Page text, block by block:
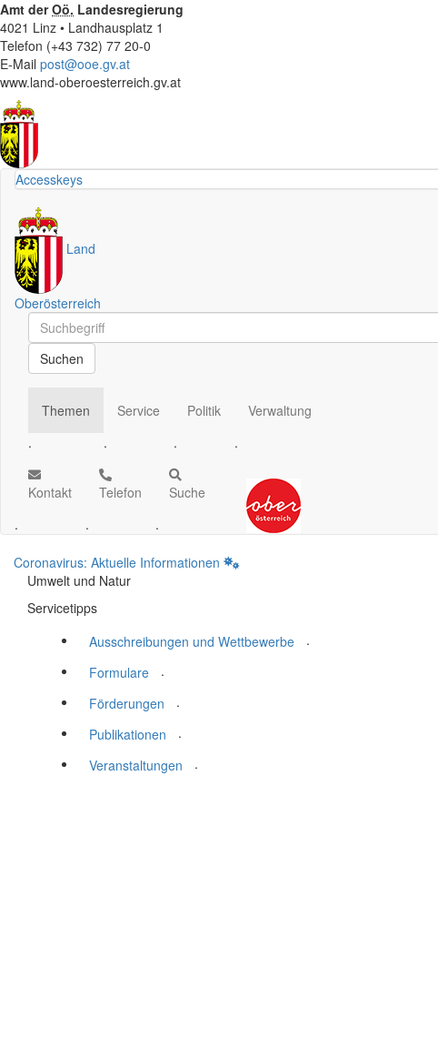
Amt derOö. Landesregierung
4021 Linz • Landhausplatz 1
Telefon (+43 732) 77 20-0
E-Mail post@ooe.gv.at
www.land-oberoesterreich.gv.at
Accesskeys
Land
Oberösterreich
Schnellsuche
Schnellsuche
Suchen
Themen
.
Service
.
Politik
.
Verwaltung
.
Kontakt
.
Telefon
.
Suche
.
Coronavirus: Aktuelle Informationen
Umwelt und Natur
Servicetipps
Ausschreibungen und Wettbewerbe
.
Formulare
.
Förderungen
.
Publikationen
.
Veranstaltungen
.